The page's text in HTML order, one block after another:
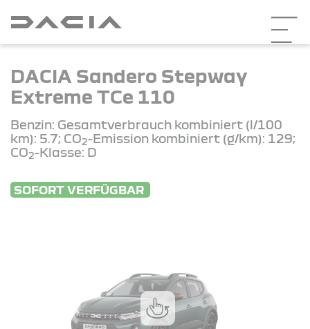
DACIA Sandero Stepway
Extreme TCe 110
Benzin: Gesamtverbrauch kombiniert (l/100
km): 5.7; CO2-Emission kombiniert (g/km): 129;
CO2-Klasse: D
SOFORT VERFÜGBAR